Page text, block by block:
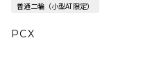
普通二輪（小型AT限定）
PCX